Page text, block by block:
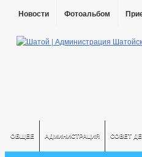
Новости Фотоальбом
ОБЩЕЕ АДМИНИСТРАЦИЯ СОВЕТ